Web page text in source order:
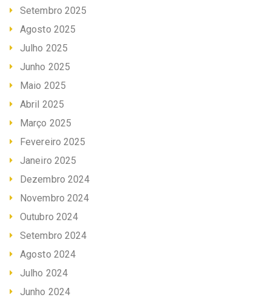
Setembro 2025
Agosto 2025
Julho 2025
Junho 2025
Maio 2025
Abril 2025
Março 2025
Fevereiro 2025
Janeiro 2025
Dezembro 2024
Novembro 2024
Outubro 2024
Setembro 2024
Agosto 2024
Julho 2024
Junho 2024